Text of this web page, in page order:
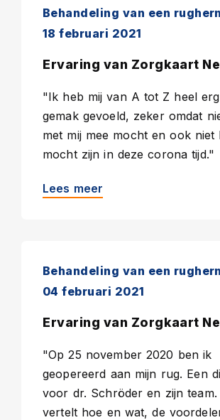
Behandeling van een
18 februari 2021
Ervaring van Zorgkaart
"Ik heb mij van A tot Z heel
gemak gevoeld, zeker omdat
met mij mee mocht en ook niet
mocht zijn in deze corona tijd."
Lees meer
Behandeling van een
04 februari 2021
Ervaring van Zorgkaart
"Op 25 november 2020 ben ik
geopereerd aan mijn rug. Een
voor dr. Schröder en zijn team.
vertelt hoe en wat, de